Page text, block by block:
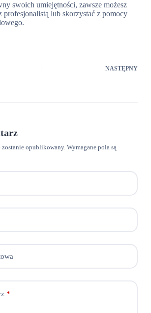
swoich umiejętności, zawsze możesz
profesjonalistą lub skorzystać z pomocy
NASTĘPNY
zostanie opublikowany. Wymagane pola są
*